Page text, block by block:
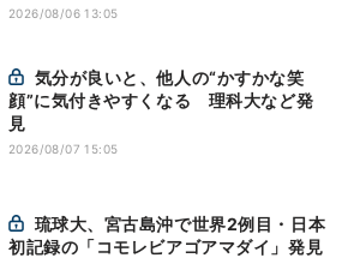
2026/08/06 13:05
顔”に気付きやすくなる 理科大など発
見
2026/08/07 15:05
初記録の「コモレビアゴアマダイ」発見